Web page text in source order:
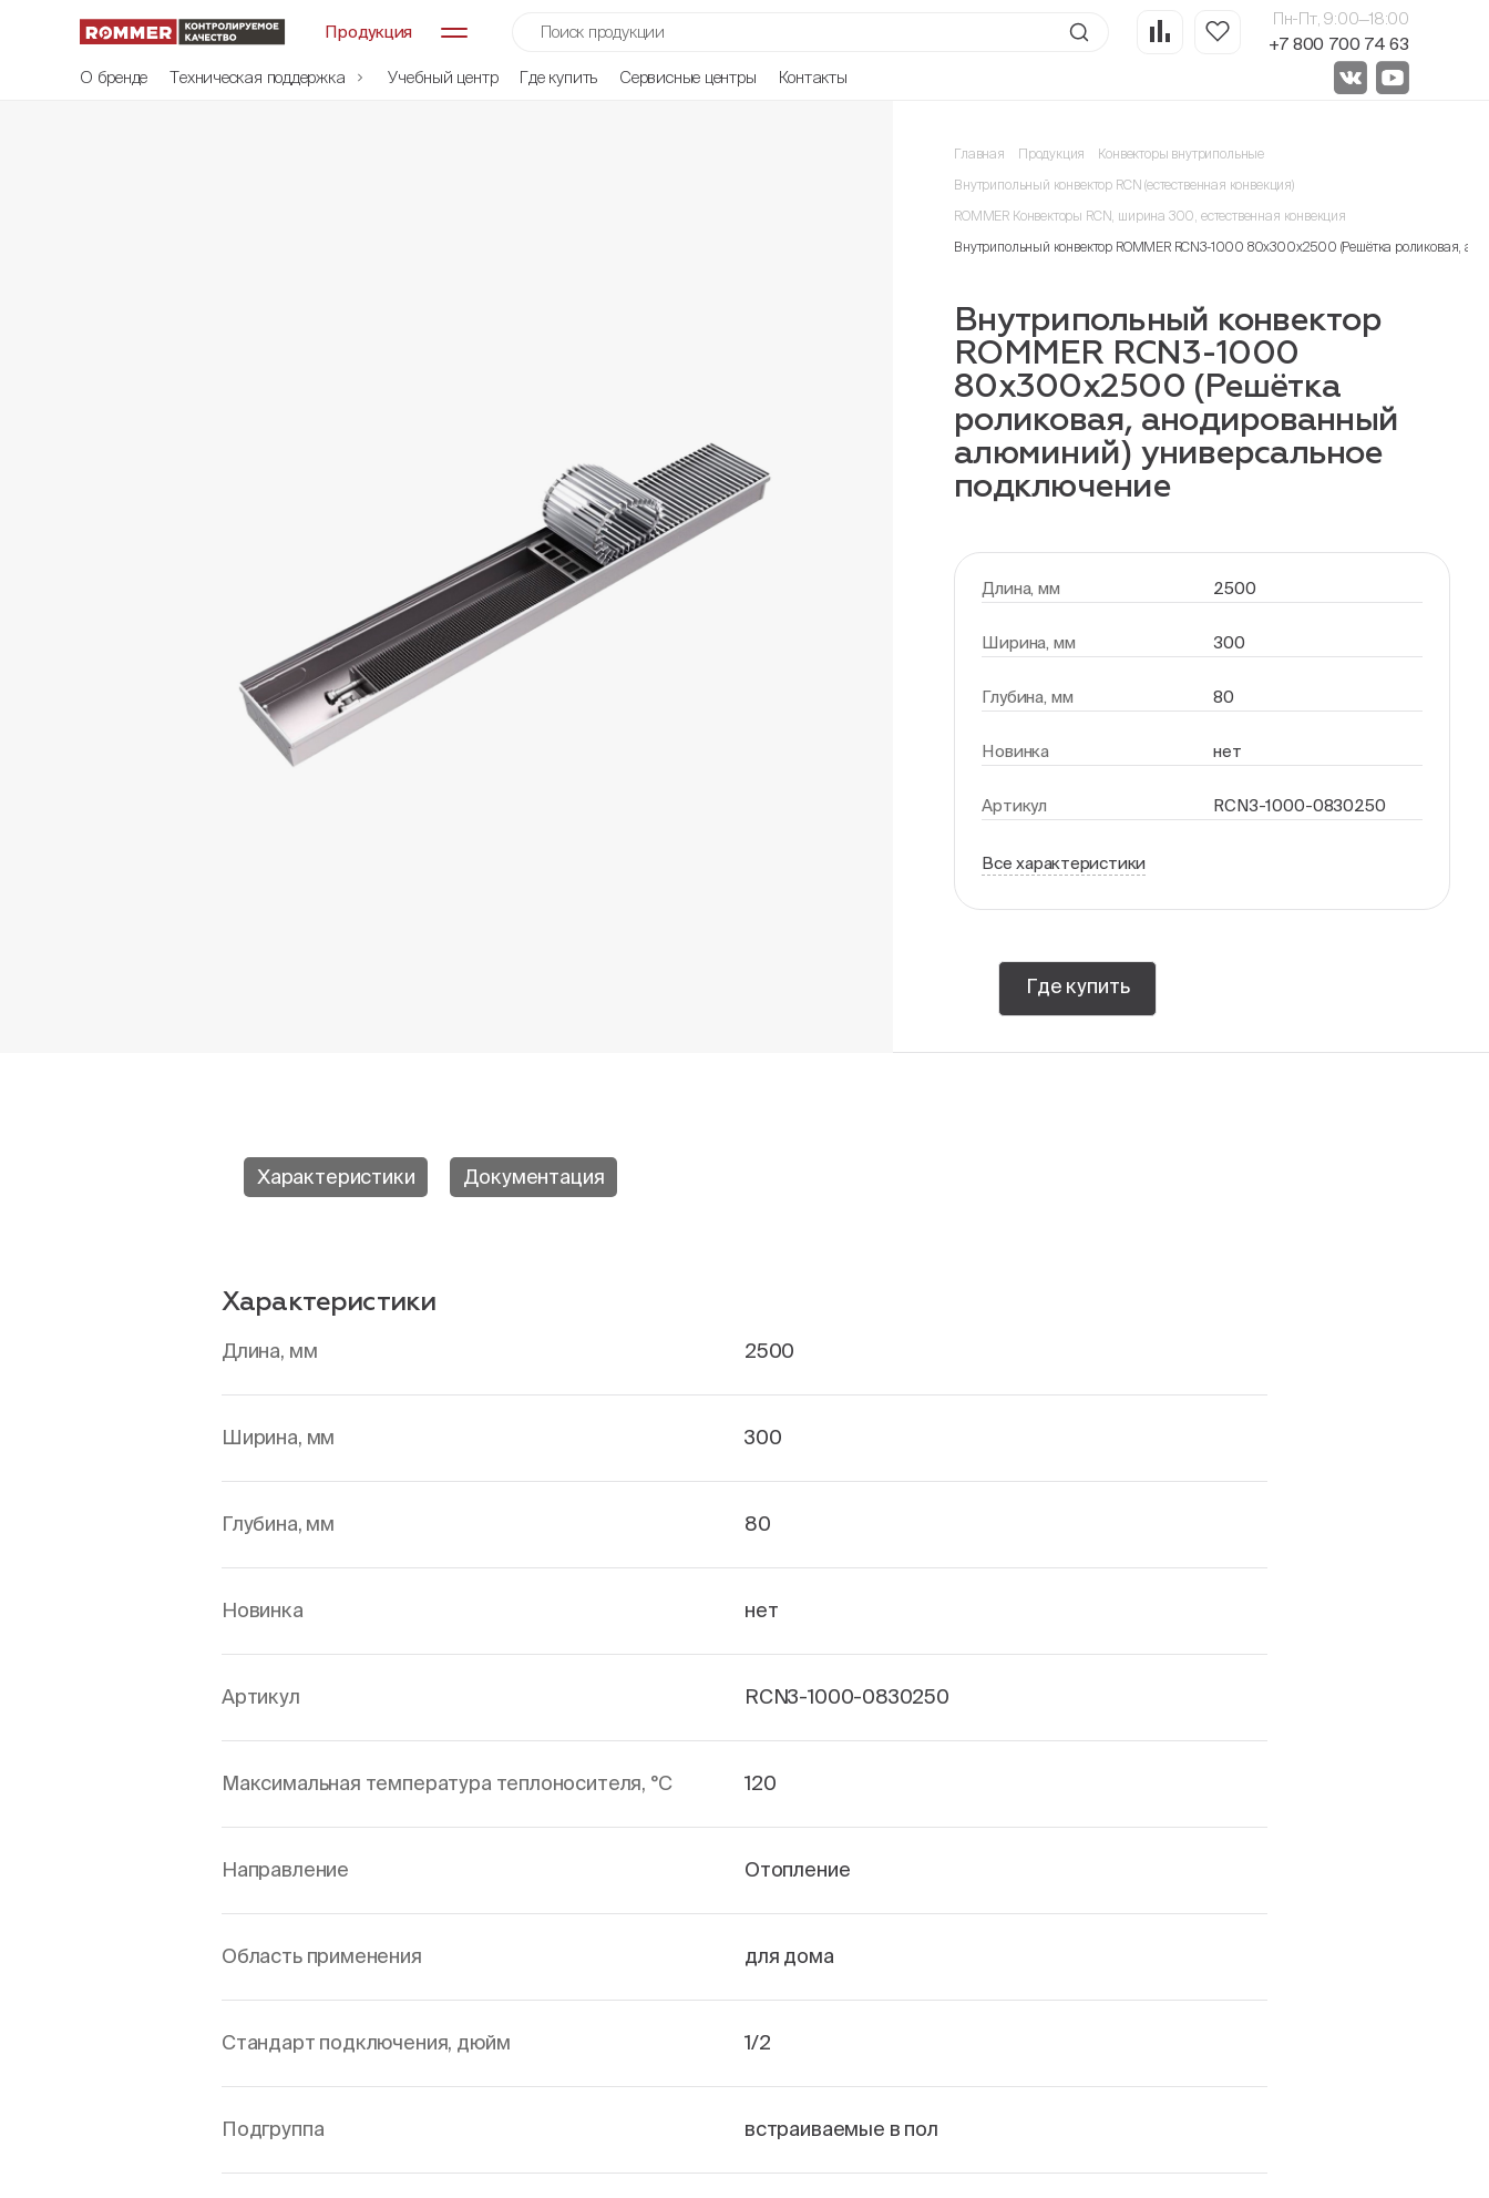
Продукция
Пн-Пт, 9:00—18:00
+7 800 700 74 63
О бренде
Техническая поддержка Учебный центр Где купить Сервисные центры Контакты
Главная Продукция Конвекторы внутрипольные
Внутрипольный конвектор RCN (естественная конвекция)
ROMMER Конвекторы RCN, ширина 300, естественная конвекция
Внутрипольный конвектор ROMMER RCN3-1000 80х300х2500 (Решётка роликовая,
Внутрипольный конвектор
ROMMER RCN3-1000
80х300х2500 (Решётка
роликовая, анодированный
алюминий) универсальное
подключение
Длина, мм 2500
Ширина, мм 300
Глубина, мм 80
Новинка нет
Артикул RCN3-1000-0830250
Все характеристики
Где купить
Характеристики Документация
Характеристики
Длина, мм 2500
Ширина, мм 300
Глубина, мм 80
Новинка нет
Артикул RCN3-1000-0830250
Максимальная температура теплоносителя, °С 120
Направление Отопление
Область применения для дома
Стандарт подключения, дюйм 1/2
Подгруппа встраиваемые в пол